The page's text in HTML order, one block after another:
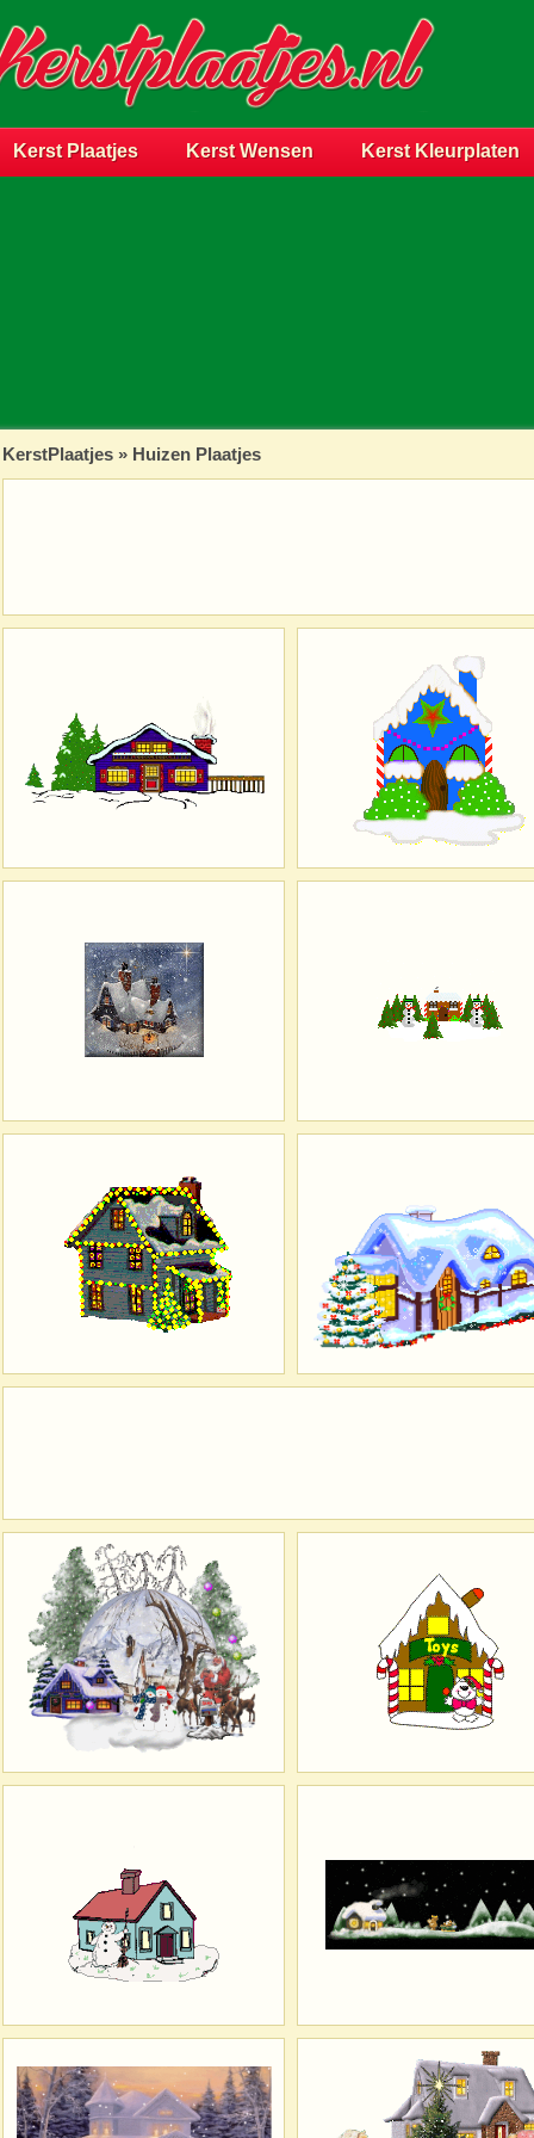
Kerst Plaatjes Kerst Wensen Kerst Kleurplaten
KerstPlaatjes » Huizen Plaatjes